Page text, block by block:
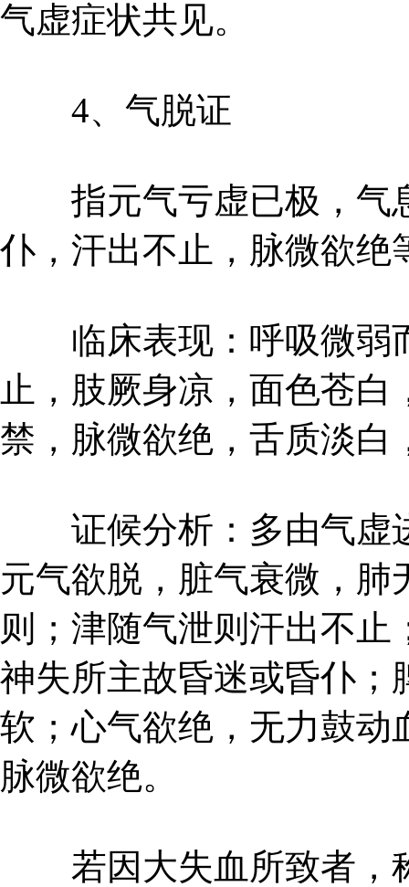
气虚症状共见。
4、气脱证
指元气亏虚已极，气
仆，汗出不止，脉微欲绝
临床表现：呼吸微弱
止，肢厥身凉，面色苍
禁，脉微欲绝，舌质淡白
证候分析：多由气虚
元气欲脱，脏气衰微，
则；津随气泄则汗出不
神失所主故昏迷或昏仆；
软；心气欲绝，无力鼓动
脉微欲绝。
若因大失血所致者，